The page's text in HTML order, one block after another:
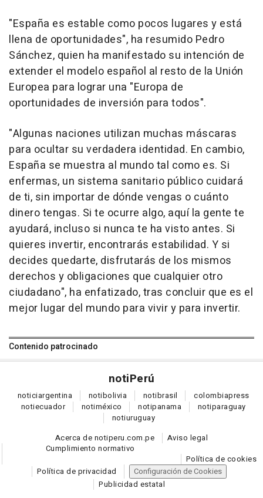
"España es estable como pocos lugares y está
llena de oportunidades", ha resumido Pedro
Sánchez, quien ha manifestado su intención de
extender el modelo español al resto de la Unión
Europea para lograr una "Europa de
oportunidades de inversión para todos".
"Algunas naciones utilizan muchas máscaras
para ocultar su verdadera identidad. En cambio,
España se muestra al mundo tal como es. Si
enfermas, un sistema sanitario público cuidará
de ti, sin importar de dónde vengas o cuánto
dinero tengas. Si te ocurre algo, aquí la gente te
ayudará, incluso si nunca te ha visto antes. Si
quieres invertir, encontrarás estabilidad. Y si
decides quedarte, disfrutarás de los mismos
derechos y obligaciones que cualquier otro
ciudadano", ha enfatizado, tras concluir que es el
mejor lugar del mundo para vivir y para invertir.
Contenido patrocinado
notiPerú
noticiargentina notibolivia notibrasil colombiapress
notiecuador notiméxico notipanama notiparaguay
notiuruguay
Acerca de notiperu.com.pe
Aviso legal
Cumplimiento normativo
Política de cookies
Política de privacidad
Configuración de Cookies
Publicidad estatal